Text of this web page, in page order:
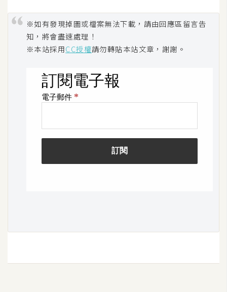
※如有發現掉圖或檔案無法下載，請由回應區留言告
知，將會盡速處理！
※本站採用CC授權請勿轉貼本站文章，謝謝。